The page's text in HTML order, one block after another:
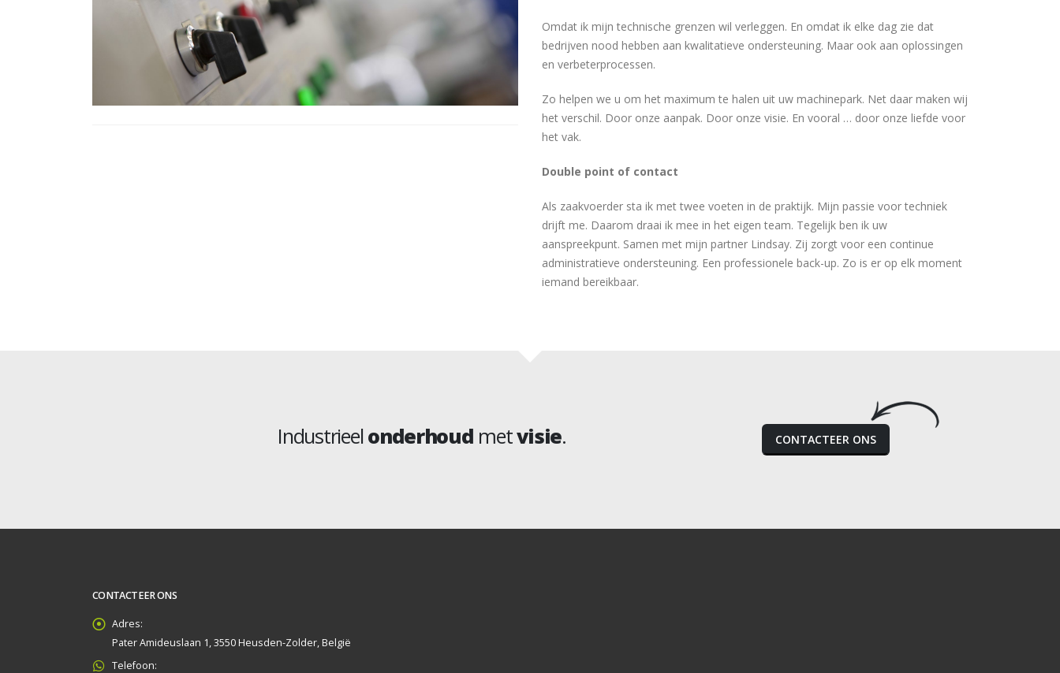
Omdat ik mijn technische grenzen wil verleggen. En omdat ik elke dag zie dat
bedrijven nood hebben aan kwalitatieve ondersteuning. Maar ook aan oplossingen
en verbeterprocessen.
Zo helpen we u om het maximum te halen uit uw machinepark. Net daar maken wij
het verschil. Door onze aanpak. Door onze visie. En vooral … door onze liefde voor
het vak.
Double point of contact
Als zaakvoerder sta ik met twee voeten in de praktijk. Mijn passie voor techniek
drijft me. Daarom draai ik mee in het eigen team. Tegelijk ben ik uw
aanspreekpunt. Samen met mijn partner Lindsay. Zij zorgt voor een continue
administratieve ondersteuning. Een professionele back-up. Zo is er op elk moment
iemand bereikbaar.
Industrieel onderhoud metvisie. CONTACTEER ONS
CONTACTEER ONS
Adres:
Pater Amideuslaan 1, 3550 Heusden-Zolder, België
Telefoon: